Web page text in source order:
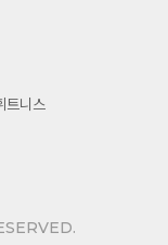
트니스